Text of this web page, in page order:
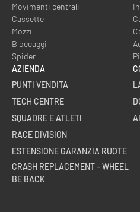
Movimenti centrali
Cassette
Mozzi
Bloccaggi
Spider
AZIENDA
PUNTI VENDITA
TECH CENTRE
SQUADRE E ATLETI
RACE DIVISION
ESTENSIONE GARANZIA RUOTE
CRASH REPLACEMENT - WHEEL
BE BACK